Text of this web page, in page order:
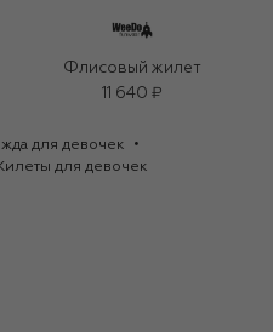
Флисовый жилет
11 640 ₽
для девочек
для девочек